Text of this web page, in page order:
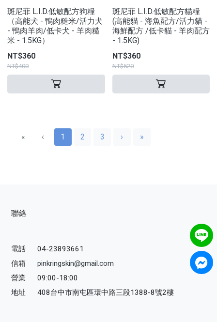
斑尼菲 L.I.D.低敏配方狗糧
（高能犬 - 鴨肉糙米/活力犬
- 鴨肉羊肉/低卡犬 - 羊肉糙
米 - 1.5KG）
NT$360
NT$400
斑尼菲 L.I.D.低敏配方貓糧
(高能貓 - 海魚配方/活力貓 -
海鮮配方 /低卡貓 - 羊肉配方
- 1.5KG)
NT$360
NT$520
« ‹ 1 2 3 › »
聯絡
電話
04-23893661
信箱
pinkringskin@gmail.com
營業
09:00-18:00
地址
408台中市南屯區環中路三段1388-8號2樓